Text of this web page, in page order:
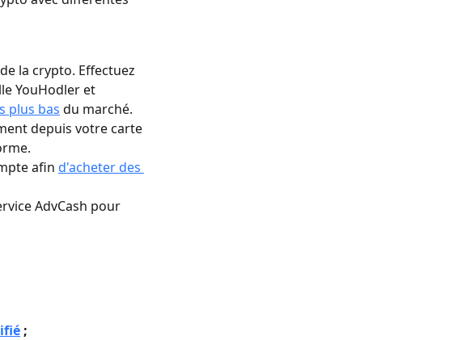
la crypto. Effectuez
YouHodler et
plus bas du marché.
depuis votre carte
afin d'acheter des
AdvCash pour
;